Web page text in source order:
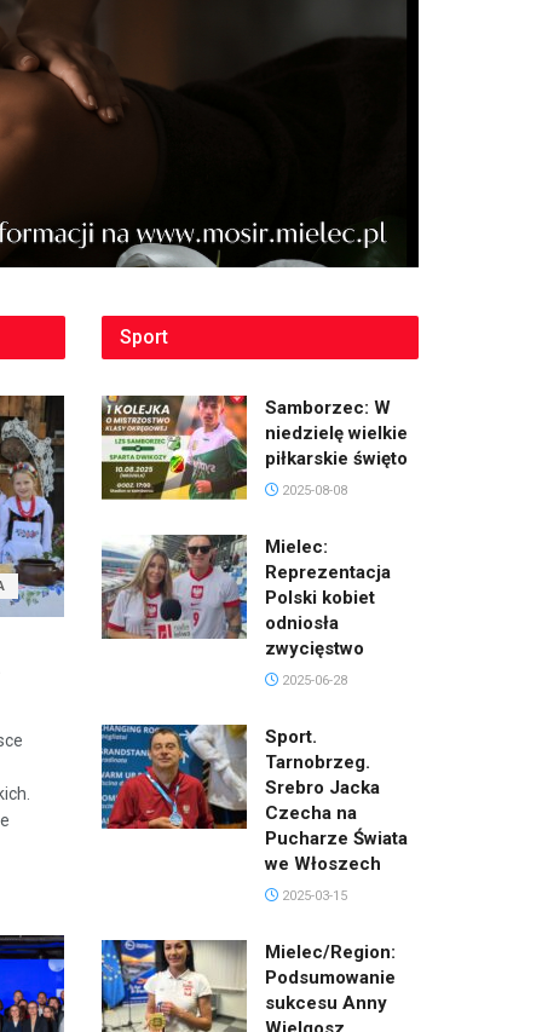
Sport
Samborzec: W
niedzielę wielkie
piłkarskie święto
2025-08-08
Mielec:
Reprezentacja
Polski kobiet
odniosła
zwycięstwo
2025-06-28
Sport.
Tarnobrzeg.
Srebro Jacka
Czecha na
Pucharze Świata
we Włoszech
2025-03-15
Mielec/Region:
Podsumowanie
sukcesu Anny